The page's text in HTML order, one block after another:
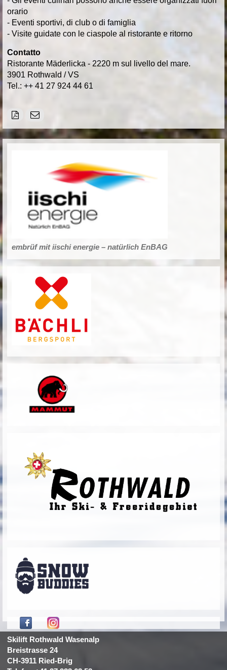
orario
- Eventi sportivi, di club o di famiglia
- Visite guidate con le ciaspole al ristorante e ritorno
Contatto
Ristorante Mäderlicka - 2220 m sul livello del mare.
3901 Rothwald / VS
Tel.: ++ 41 27 924 44 61
embrüf mit iischi energie – natürlich EnBAG
Skilift Rothwald Wasenalp
Breistrasse 24
CH-3911 Ried-Brig